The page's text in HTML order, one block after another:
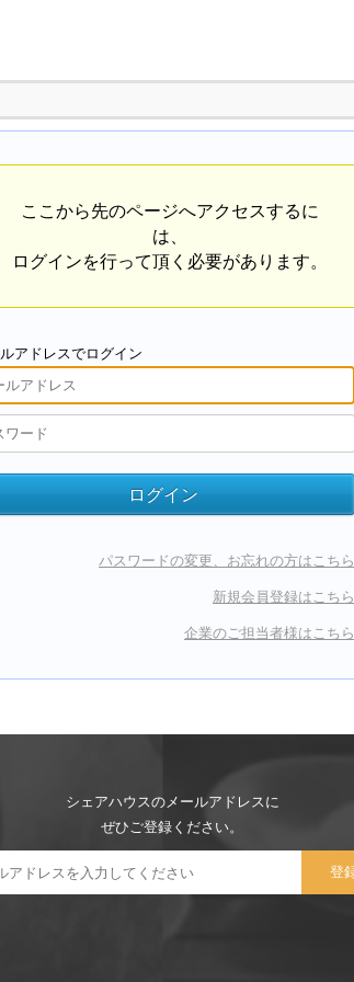
ここから先のページへアクセスするに
は、
ログインを行って頂く必要があります。
アドレスでログイン
パスワードの変更、お忘れの方はこちら
新規会員登録はこちら
企業のご担当者様はこちら
シェアハウスのメールアドレスに
ぜひご登録ください。